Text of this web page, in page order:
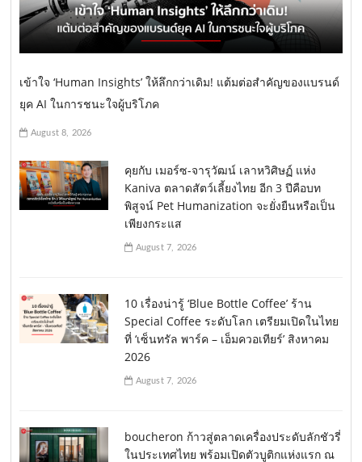
เข้าใจ ‘Human Insights’ ให้ลึกกว่าเดิม! แต้มต่อสำคัญของแบรนด์
ยุค AI ในการชนะใจผู้บริโภค
August 8, 2026
คุยกับ เมอร์ซ-จารุวัฒน์ เลาหวิศิษฏ์ แห่ง
Kaniva ตลาดสัตว์เลี้ยงไทย อีก 3 ปีคือบท
พิสูจน์ Pet Humanization จะยั่งยืนหรือเป็น
เพียงกระแส
August 7, 2026
10 เรื่องน่ารู้ ‘Blue Bottle Coffee’ ร้าน
Special Coffee ระดับโลก เตรียมเปิดในไทย
ที่ ‘เซ็นทรัล พาร์ค – เอ็มควอเทียร์’ สิงหาคม
2026
August 7, 2026
boucheron ก้าวสู่ตลาดเครื่องประดับลักชัวรี่
ในประเทศไทย พร้อมเปิดตัวบูติกแห่งแรก ณ